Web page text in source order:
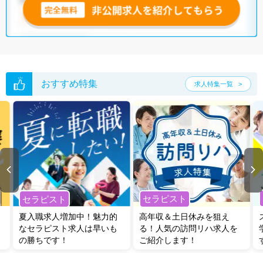
おすすめ特集 求人特集一覧
セラピスト
夏入職求人増加中！魅力的
なセラピスト求人は早いも
の勝ちです！
セラピスト
高年収＆土日休みを狙え
る！人気の訪問リハ求人を
ご紹介します！